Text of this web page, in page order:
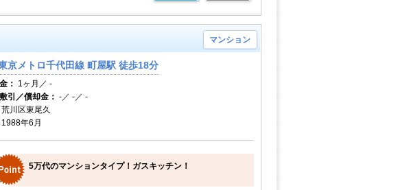
マンション
京メトロ千代田線 町屋駅 徒歩18分
： 1ヶ月／ -
引／償却金： -／ -／ -
荒川区東尾久
1988年6月
5万代のマンションタイプ！ガスキッチン！